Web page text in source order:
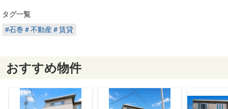
タグ一覧
#石巻＃不動産＃賃貸
おすすめ物件